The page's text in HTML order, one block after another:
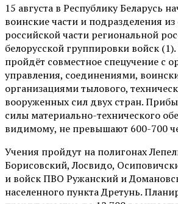
15 августа в Республику Беларусь
воинские части и подразделения из
российской части региональной
белорусской группировки войск (1).
пройдёт совместное спецучение с
управления, соединениями,
организациями тылового,
вооруженных сил двух стран.
силы материально-технического
видимому, не превышают 600-700
Учения пройдут на полигонах
Борисовский, Лосвидо,
и войск ПВО Ружанский и
населенного пункта Дретунь.